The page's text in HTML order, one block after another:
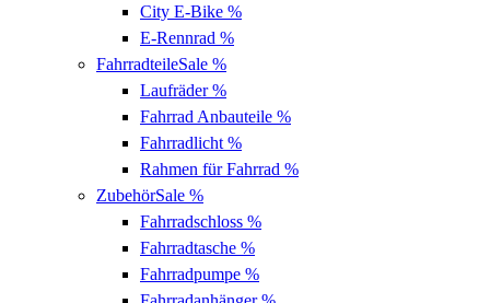
City E-Bike %
E-Rennrad %
FahrradteileSale %
Laufräder%
Fahrrad Anbauteile %
Fahrradlicht %
Rahmen für Fahrrad %
ZubehörSale %
Fahrradschloss %
Fahrradtasche %
Fahrradpumpe %